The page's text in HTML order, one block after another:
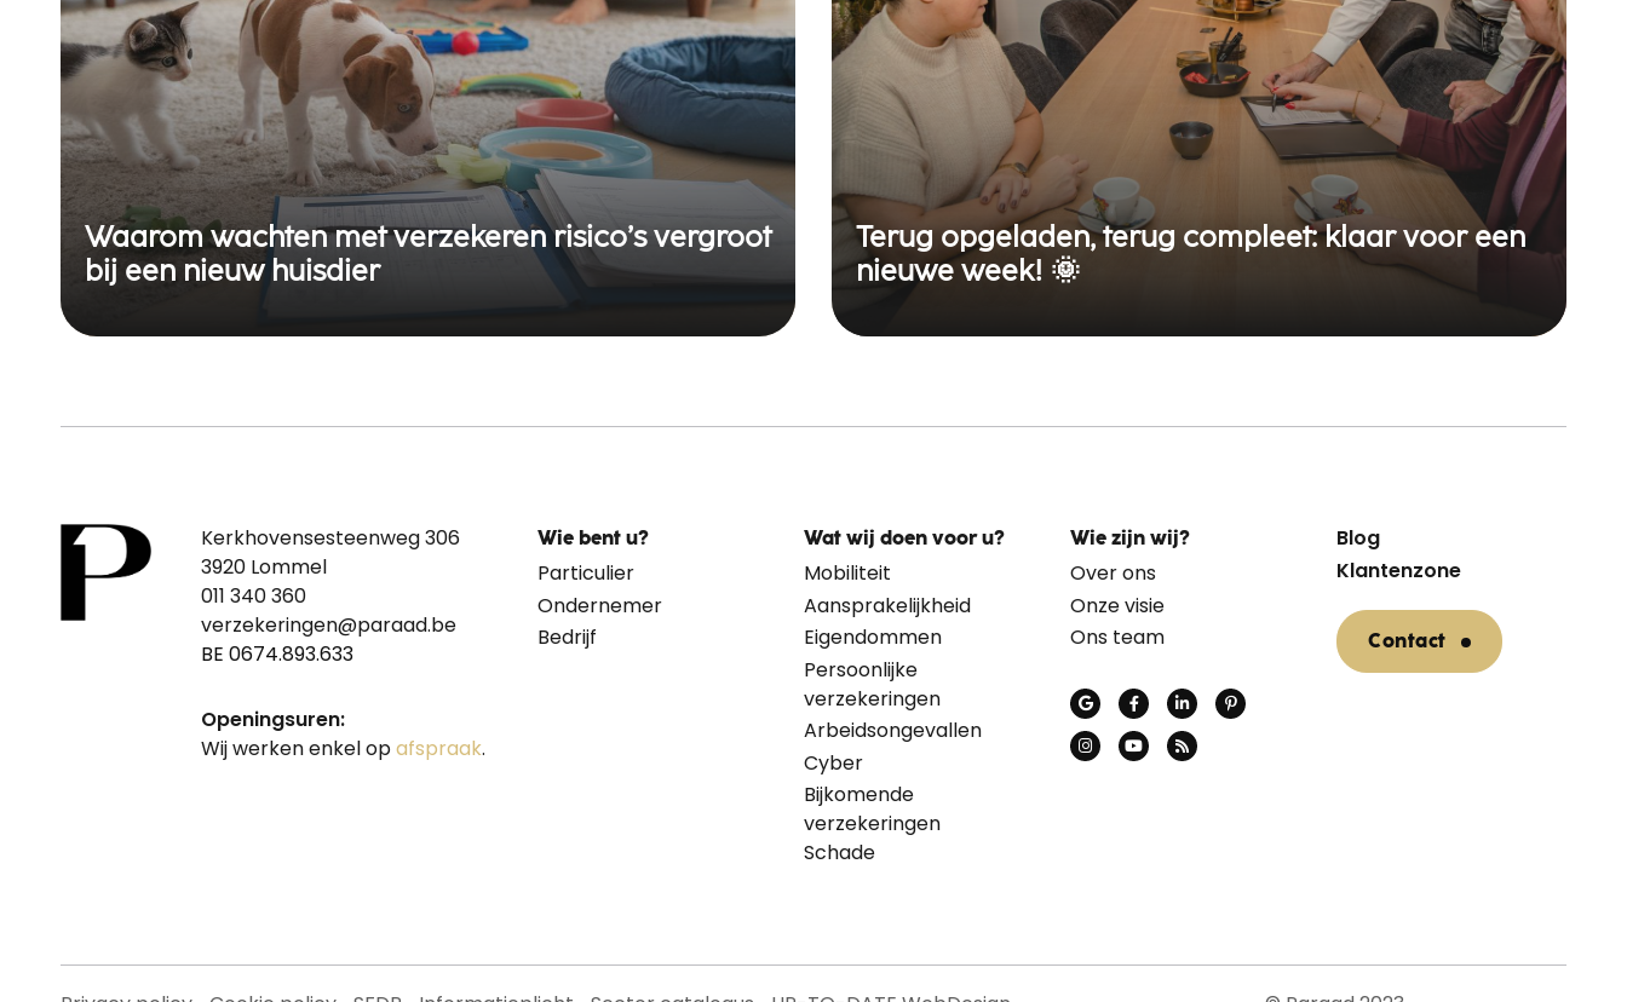
Waarom wachten met verzekeren risico’s vergroot
bij een nieuw huisdier
Terug opgeladen, terug compleet: klaar voor een
nieuwe week! 🌞
Kerkhovensesteenweg 306
3920 Lommel
011 340 360
verzekeringen@paraad.be
BE 0674.893.633
Openingsuren:
Wij werken enkel opafspraak.
Wie bent u?
Particulier
Ondernemer
Bedrijf
Wat wij doen voor u?
Mobiliteit
Aansprakelijkheid
Eigendommen
Persoonlijke
verzekeringen
Arbeidsongevallen
Cyber
Bijkomende
verzekeringen
Schade
Wie zijn wij?
Over ons
Onze visie
Ons team
Blog
Klantenzone
Contact